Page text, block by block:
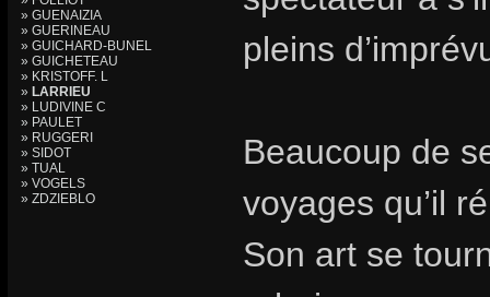
» GUENAIZIA
» GUERINEAU
» GUICHARD-BUNEL
» GUICHETEAU
» KRISTOFF. L
» LARRIEU
» LUDIVINE C
» PAULET
» RUGGERI
» SIDOT
» TUAL
» VOGELS
» ZDZIEBLO
pleins
Beaucoup de
voyages qu’il
Son art se